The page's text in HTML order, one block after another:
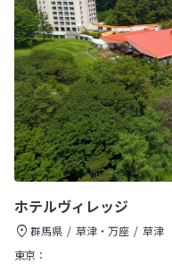
ホテルヴィレッジ
群馬県 草津・万座
草津
東京：